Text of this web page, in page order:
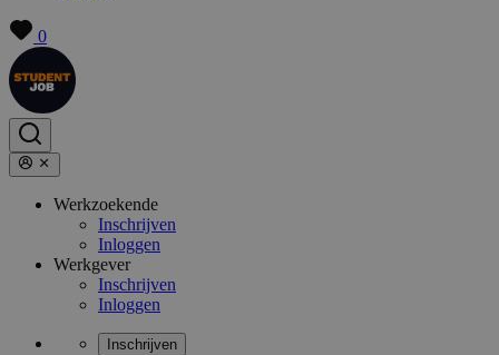
0
Werkzoekende
Inschrijven
Inloggen
Werkgever
Inschrijven
Inloggen
Inschrijven